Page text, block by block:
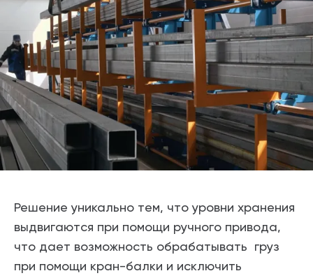
Решение уникально тем, что уровни хранения
выдвигаются при помощи ручного привода,
что дает возможность обрабатывать груз
при помощи кран-балки и исключить